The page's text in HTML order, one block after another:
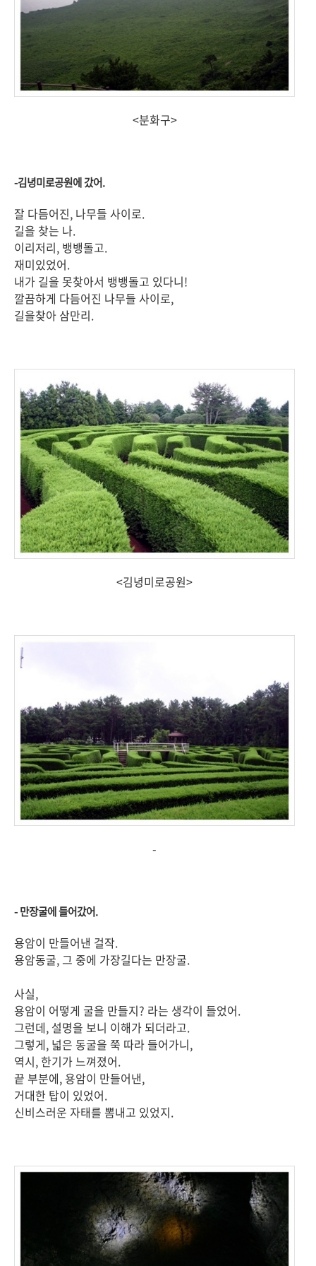
<분화구>
-김녕미로공원에 갔어.
잘 다듬어진, 나무들 사이로.
길을 찾는 나.
이리저리, 뱅뱅돌고.
재미있었어.
내가 길을 못찾아서 뱅뱅돌고 있다니!
깔끔하게 다듬어진 나무들 사이로,
길을찾아 삼만리.
<김녕미로공원>
-
- 만장굴에 들어갔어.
용암이 만들어낸 걸작.
용암동굴, 그 중에 가장길다는 만장굴.
사실,
용암이 어떻게 굴을 만들지? 라는 생각이 들었어.
그런데, 설명을 보니 이해가 되더라고.
그렇게, 넓은 동굴을 쭉 따라 들어가니,
역시, 한기가 느껴졌어.
끝 부분에, 용암이 만들어낸,
거대한 탑이 있었어.
신비스러운 자태를 뽐내고 있었지.